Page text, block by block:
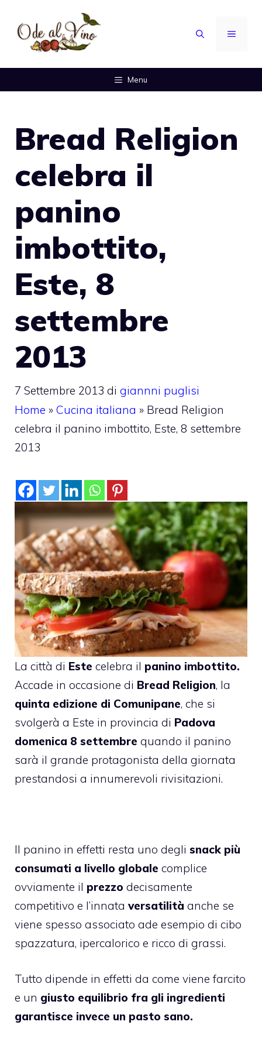
contenuto
MENU
Menu
Bread Religion
celebra il
panino
imbottito,
Este, 8
settembre
2013
7 Settembre 2013 di giannni puglisi
Home » Cucina italiana » Bread Religion
celebra il panino imbottito, Este, 8 settembre
2013
La città di Este celebra il panino imbottito.
Accade in occasione di Bread Religion, la
quinta edizione di Comunipane, che si
svolgerà a Este in provincia di Padova
domenica 8 settembre quando il panino
sarà il grande protagonista della giornata
prestandosi a innumerevoli rivisitazioni.
Il panino in effetti resta uno degli snack più
consumati a livello globale complice
ovviamente il prezzo decisamente
competitivo e l’innata versatilità anche se
viene spesso associato ade esempio di cibo
spazzatura, ipercalorico e ricco di grassi.
Tutto dipende in effetti da come viene farcito
e un giusto equilibrio fra gli ingredienti
garantisce invece un pasto sano.